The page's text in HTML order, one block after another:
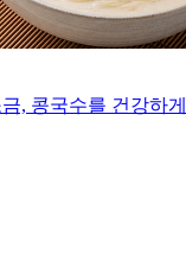
, 콩국수를 건강하